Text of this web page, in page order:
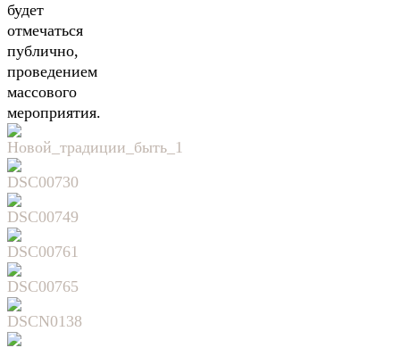
будет
отмечаться
публично,
проведением
массового
мероприятия.